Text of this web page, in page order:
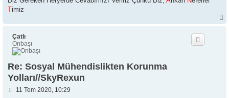
Timiz
Çatlı
Onbaşı
Re: Sosyal Mühendislikten Korunma
Yolları//SkyRexun
M11 Tem 2020, 10:29